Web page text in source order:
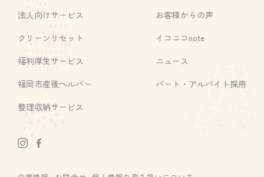
法人向けサービス
クリーンリセット
福利厚生サービス
福岡市産後ヘルパー
整理収納サービス
お客様からの声
イコニコnote
ニュース
パート・アルバイト採用